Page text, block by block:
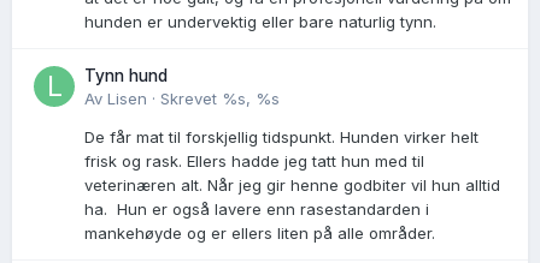
hunden er undervektig eller bare naturlig tynn.
Tynn hund
Av Lisen · Skrevet %s, %s
De får mat til forskjellig tidspunkt. Hunden virker helt
frisk og rask. Ellers hadde jeg tatt hun med til
veterinæren alt. Når jeg gir henne godbiter vil hun alltid
ha. Hun er også lavere enn rasestandarden i
mankehøyde og er ellers liten på alle områder.